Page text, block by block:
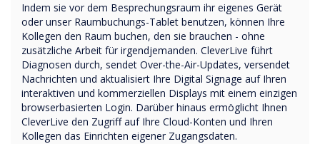
Indem sie vor dem Besprechungsraum ihr eigenes Gerät
oder unser Raumbuchungs-Tablet benutzen, können Ihre
Kollegen den Raum buchen, den sie brauchen - ohne
zusätzliche Arbeit für irgendjemanden. CleverLive führt
Diagnosen durch, sendet Over-the-Air-Updates, versendet
Nachrichten und aktualisiert Ihre Digital Signage auf Ihren
interaktiven und kommerziellen Displays mit einem einzigen
browserbasierten Login. Darüber hinaus ermöglicht Ihnen
CleverLive den Zugriff auf Ihre Cloud-Konten und Ihren
Kollegen das Einrichten eigener Zugangsdaten.